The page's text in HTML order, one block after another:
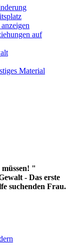
auf
Material
"
- Das erste
suchenden Frau.